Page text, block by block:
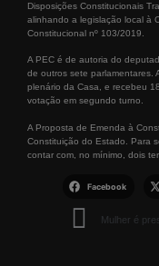
Disposições Constitucionais
alinhando a legislação local à
Constitucional nº 103/2019.
A PEC é de autoria do
de outros sete parlamentares.
plenário da Casa, e recebeu
votação em segundo turno.
A Proposta de Emenda à
Constituição do Estado. Para
contar com, no mínimo, dois
Facebook